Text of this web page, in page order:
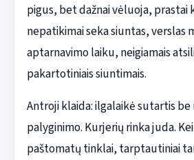
pigus, bet dažnai vėluoja, prastai
nepatikimai seka siuntas, verslas
aptarnavimo laiku, neigiamais
pakartotiniais siuntimais.
Antroji klaida: ilgalaikė sutartis
palyginimo. Kurjerių rinka juda.
paštomatų tinklai, tarptautiniai